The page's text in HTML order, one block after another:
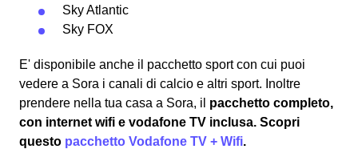
Sky Atlantic
Sky FOX
E' disponibile anche il pacchetto sport con cui puoi
vedere a Sora i canali di calcio e altri sport. Inoltre
prendere nella tua casa a Sora, il pacchetto completo,
con internet wifi e vodafone TV inclusa. Scopri
questo pacchetto Vodafone TV + Wifi.